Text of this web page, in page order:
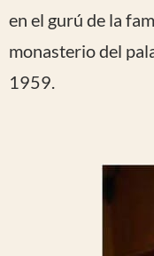
en el gurú de la
monasterio del
1959.